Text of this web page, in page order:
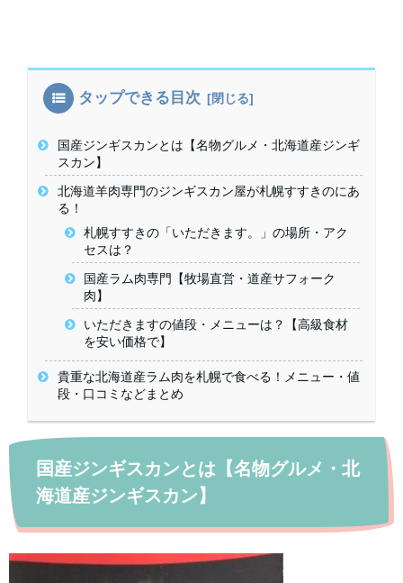
タップできる目次
国産ジンギスカンとは【名物グルメ・北海道産ジンギ
スカン】
北海道羊肉専門のジンギスカン屋が札幌すすきのにあ
る！
札幌すすきの「いただきます。」の場所・アク
セスは？
国産ラム肉専門【牧場直営・道産サフォーク
肉】
いただきますの値段・メニューは？【高級食材
を安い価格で】
貴重な北海道産ラム肉を札幌で食べる！メニュー・値
段・口コミなどまとめ
国産ジンギスカンとは【名物グルメ・北
海道産ジンギスカン】